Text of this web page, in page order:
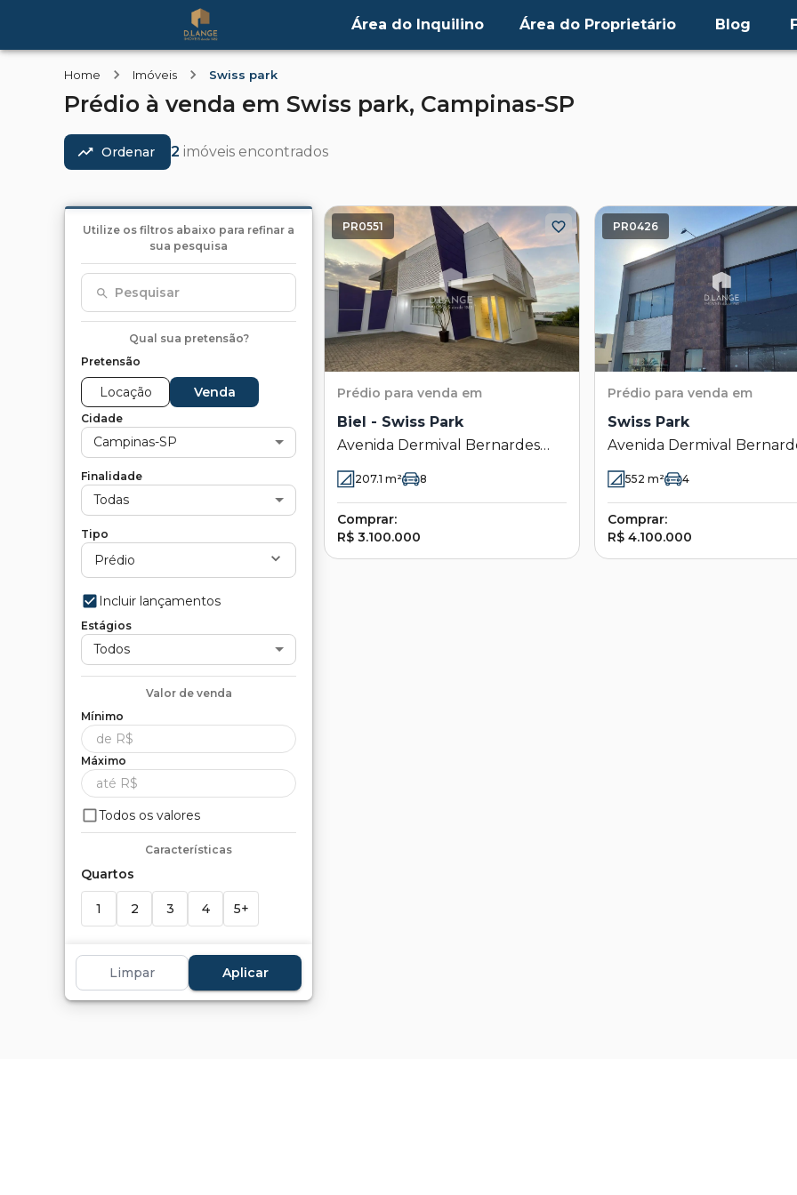
Área do Inquilino Área do Proprietário Blog
Home Imóveis Swiss park
Prédio à venda em Swiss park, Campinas-SP
Ordenar 2 imóveis encontrados
Utilize os filtros abaixo para refinar a
sua pesquisa
Pesquisar
Qual sua pretensão?
Pretensão
Locação Venda
Cidade
Campinas-SP
Finalidade
Todas
Tipo
Prédio
Incluir lançamentos
Estágios
Todos
Valor de venda
Mínimo
Máximo
Todos os valores
Características
Quartos
1 2 3 4 5+
2 5+
Limpar Aplicar
PR0551
Prédio para venda em
Biel - Swiss Park
Avenida Dermival Bernardes
Siqueira 3714 - Swiss Park -
Campinas - SP
207.1 m² 8
Comprar:
R$ 3.100.000
PR0426
Prédio para venda em
Swiss Park
Avenida Dermival
Siqueira 3714 - Swiss Park -
Campinas - SP
552 m² 4
Comprar:
R$ 4.100.000